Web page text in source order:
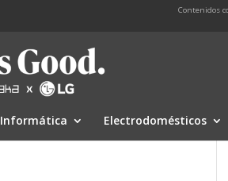
Contenidos
Informática Electrodomésticos